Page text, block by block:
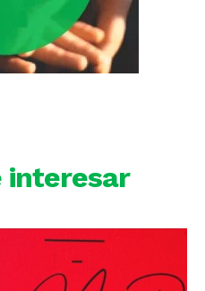
interesar